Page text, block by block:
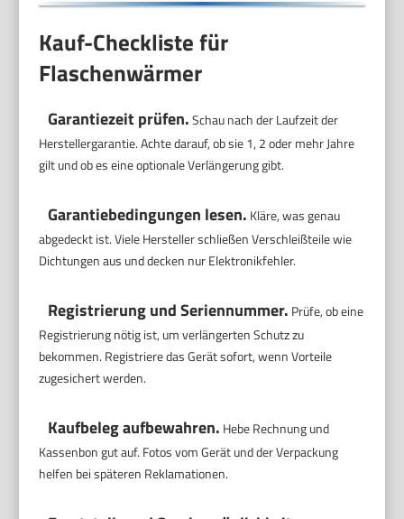
Kauf-Checkliste für
Flaschenwärmer
Garantiezeit prüfen.Schau nach der Laufzeit der
Herstellergarantie. Achte darauf, ob sie 1, 2 oder mehr Jahre
gilt und ob es eine optionale Verlängerung gibt.
Garantiebedingungen lesen. Kläre, was genau
abgedeckt ist. Viele Hersteller schließen Verschleißteile wie
Dichtungen aus und decken nur Elektronikfehler.
Registrierung und Seriennummer. Prüfe, ob eine
Registrierung nötig ist, um verlängerten Schutz zu
bekommen. Registriere das Gerät sofort, wenn Vorteile
zugesichert werden.
Kaufbeleg aufbewahren. Hebe Rechnung und
Kassenbon gut auf. Fotos vom Gerät und der Verpackung
helfen bei späteren Reklamationen.